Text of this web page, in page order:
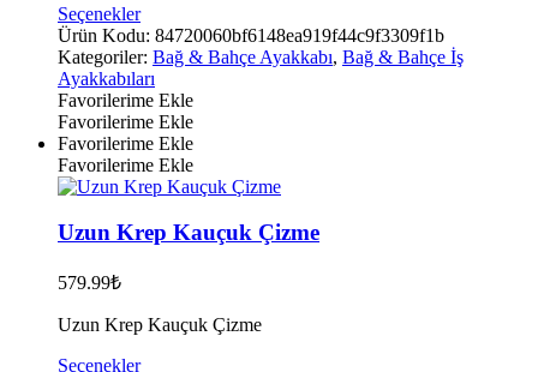
SeçeneklerBu
ürünün
birden
fazla
varyasyonu
var.
Seçenekler
ürün
sayfasından
Ürün Kodu: 84720060bf6148ea919f44c9f3309f1b
Kategoriler: Bağ & Bahçe Ayakkabı, Bağ & Bahçe İş
Ayakkabıları
Favorilerime Ekle
Favorilerime Ekle
Favorilerime Ekle
Favorilerime Ekle
Uzun Krep Kauçuk Çizme
579.99₺
Uzun Krep Kauçuk Çizme
SeçeneklerBu